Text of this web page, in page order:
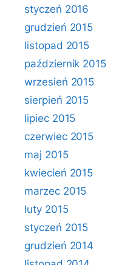
styczeń 2016
grudzień 2015
listopad 2015
październik 2015
wrzesień 2015
sierpień 2015
lipiec 2015
czerwiec 2015
maj 2015
kwiecień 2015
marzec 2015
luty 2015
styczeń 2015
grudzień 2014